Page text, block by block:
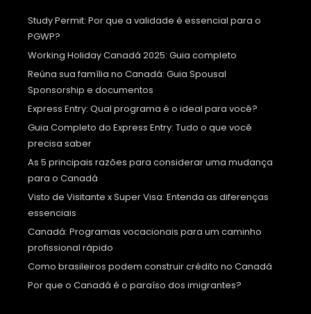
Study Permit: Por que a validade é essencial para o
PGWP?
Working Holiday Canadá 2025: Guia completo
Reúna sua família no Canadá: Guia Spousal
Sponsorship e documentos
Express Entry: Qual programa é o ideal para você?
Guia Completo do Express Entry: Tudo o que você
precisa saber
As 5 principais razões para considerar uma mudança
para o Canadá
Visto de Visitante x Super Visa: Entenda as diferenças
essenciais
Canadá: Programas vocacionais para um caminho
profissional rápido
Como brasileiros podem construir crédito no Canadá
Por que o Canadá é o paraíso dos imigrantes?